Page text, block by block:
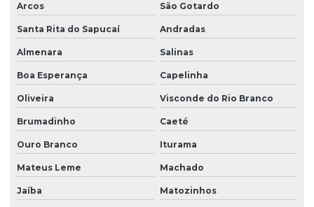
Arcos São Gotardo
Santa Rita do Sapucaí Andradas
Almenara Salinas
Boa Esperança Capelinha
Oliveira Visconde do Rio Branco
Brumadinho Caeté
Ouro Branco Iturama
Mateus Leme Machado
Jaíba Matozinhos